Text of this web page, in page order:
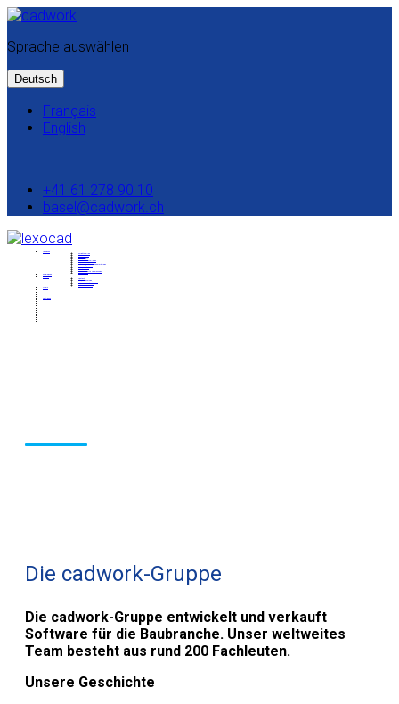
Sprache auswählen
Deutsch
Français
English
+41 61 278 90 10
basel@cadwork.ch
Die cadwork-Gruppe
Die cadwork-Gruppe entwickelt und verkauft
Software für die Baubranche. Unser weltweites
Team besteht aus rund 200 Fachleuten.
Unsere Geschichte